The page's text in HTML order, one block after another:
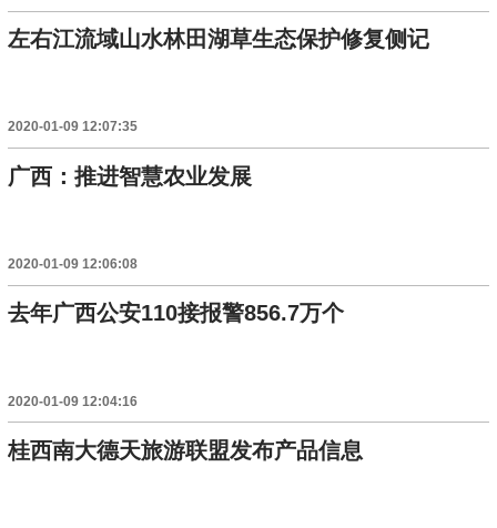
左右江流域山水林田湖草生态保护修复侧记
2020-01-09 12:07:35
广西：推进智慧农业发展
2020-01-09 12:06:08
去年广西公安110接报警856.7万个
2020-01-09 12:04:16
桂西南大德天旅游联盟发布产品信息